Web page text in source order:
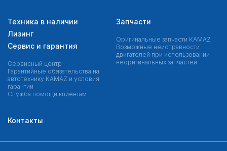
Техника в наличии
Лизинг
Сервис и гарантия
Сервисный центр
Гарантийные обязательства на
автотехнику KAMAZ и условия
гарантии
Служба помощи клиентам
Запчасти
Оригинальные запчасти КAMAZ
Возможные неисправности
двигателей при использовании
неоригинальных запчастей
Контакты